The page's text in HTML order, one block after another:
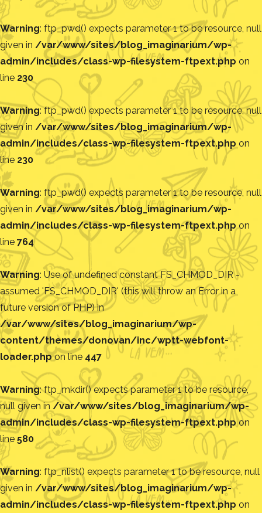
Warning: ftp_pwd() expects parameter 1 to be resource, null
given in /var/www/sites/blog_imaginarium/wp-
admin/includes/class-wp-filesystem-ftpext.php on
line 230
Warning: ftp_pwd() expects parameter 1 to be resource, null
given in /var/www/sites/blog_imaginarium/wp-
admin/includes/class-wp-filesystem-ftpext.php on
line 230
Warning: ftp_pwd() expects parameter 1 to be resource, null
given in /var/www/sites/blog_imaginarium/wp-
admin/includes/class-wp-filesystem-ftpext.phpon
line 764
Warning: Use of undefined constant FS_CHMOD_DIR -
assumed 'FS_CHMOD_DIR' (this will throw an Error in a
future version of PHP) in
/var/www/sites/blog_imaginarium/wp-
content/themes/donovan/inc/wptt-webfont-
loader.phpon line 447
Warning: ftp_mkdir() expects parameter 1 to be resource,
null given in/var/www/sites/blog_imaginarium/wp-
admin/includes/class-wp-filesystem-ftpext.phpon
line 580
Warning: ftp_nlist() expects parameter 1 to be resource, null
given in /var/www/sites/blog_imaginarium/wp-
admin/includes/class-wp-filesystem-ftpext.php on